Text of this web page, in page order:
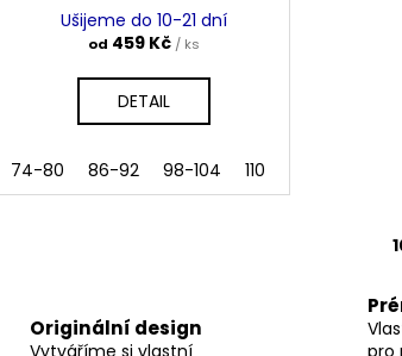
Ušijeme do 10-21 dní
od 459 Kč / ks
DETAIL
74-80 86-92 98-104 110
Originální design
Vytváříme si vlastní
pro